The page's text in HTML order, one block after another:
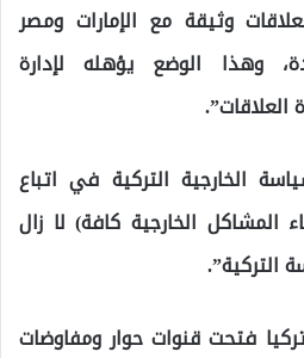
وثيقة مع الإمارات ومصر
وهذا الوضع يؤهله لإدارة
الخارجية التركية في اتباع
الخارجية كافة) لا زال
التركية”.
فتحت قنوات حوار ومفاوضات